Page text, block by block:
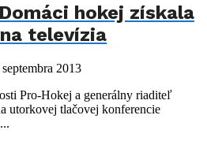
hokej získala
televízia
septembra 2013
Pro-Hokej a generálny riaditeľ
utorkovej tlačovej konferencie